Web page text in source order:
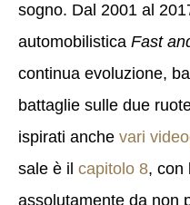
sogno. Dal 2001 al
automobilistica Fast
continua evoluzione,
battaglie sulle due
ispirati anche vari
sale è il capitolo 8, con
assolutamente da non